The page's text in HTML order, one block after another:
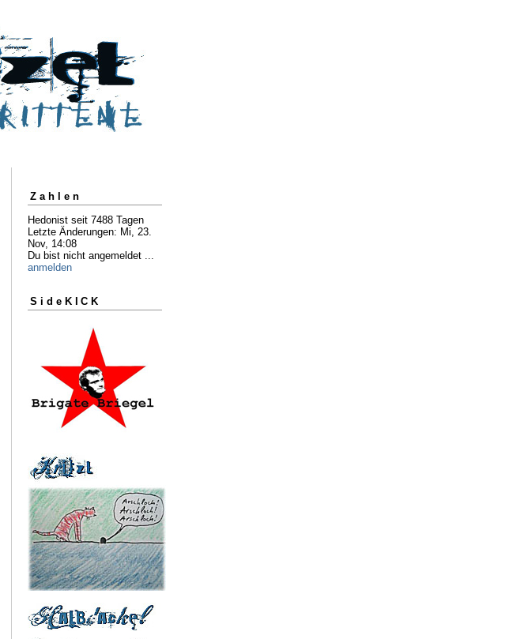
Zahlen
Hedonist seit 7488 Tagen
Letzte Änderungen: Mi, 23.
Nov, 14:08
Du bist nicht angemeldet ...
anmelden
SideKICK